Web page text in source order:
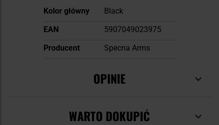
Więcej
Kolor główny
Black
EAN
5907049023975
Producent
Specna Arms
OPINIE
WARTO DOKUPIĆ